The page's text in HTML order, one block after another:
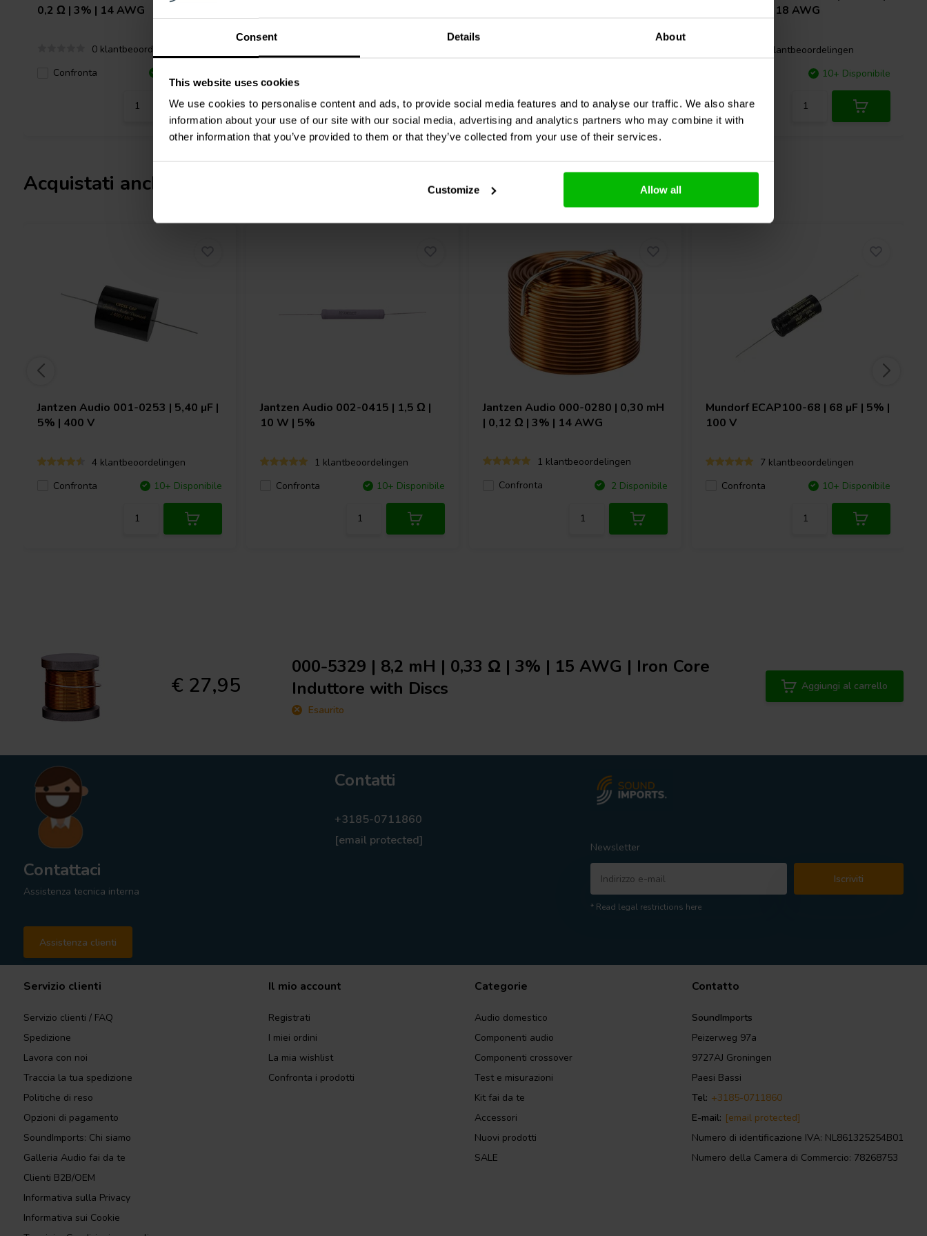
Consent Details About
This website uses cookies
We use cookies to personalise content and ads, to provide social media features and to analyse our traffic. We also share
information about your use of our site with our social media, advertising and analytics partners who may combine it with
other information that you’ve provided to them or that they’ve collected from your use of their services.
Customize Allow all
0,2 Ω | 3% | 14 AWG
0 klantbeoordelingen
Confronta
0,19 Ω | 3% | 18 AWG
0 klantbeoordelingen
10+ Disponibile
Acquistati anche da altri
Jantzen Audio 001-0253 | 5,40 µF |
5% | 400 V
4 klantbeoordelingen
Confronta
10+ Disponibile
Jantzen Audio 002-0415 | 1,5 Ω |
10 W | 5%
1 klantbeoordelingen
Confronta
10+ Disponibile
Jantzen Audio 000-0280 | 0,30 mH
| 0,12 Ω | 3% | 14 AWG
1 klantbeoordelingen
Confronta
2 Disponibile
MundorfECAP100-68 | 68 µF | 5% |
100 V
7 klantbeoordelingen
Confronta
10+ Disponibile
€ 27,95
000-5329 | 8,2 mH | 0,33 Ω | 3% | 15 AWG | Iron Core
Induttore with Discs
Esaurito
Aggiungi al carrello
Contattaci
Assistenza tecnica interna
Assistenza clienti
Contatti
+3185-0711860
[email protected]
Newsletter
Iscriviti
* Read legal restrictions here
Servizio clienti
Servizio clienti / FAQ
Spedizione
Lavora con noi
Traccia la tua spedizione
Politiche di reso
Opzioni di pagamento
SoundImports: Chi siamo
Galleria Audio fai da te
Clienti B2B/OEM
Informativa sulla Privacy
Informativa sui Cookie
Il mio account
Registrati
I miei ordini
La mia wishlist
Confronta i prodotti
Categorie
Audio domestico
Componenti audio
Componenti crossover
Test e misurazioni
Kit fai da te
Accessori
Nuovi prodotti
SALE
Contatto
SoundImports
Peizerweg 97a
9727AJ Groningen
Paesi Bassi
Tel: +3185-0711860
E-mail: [email protected]
Numero di identificazione IVA: NL861325254B01
Numero della Camera di Commercio: 78268753